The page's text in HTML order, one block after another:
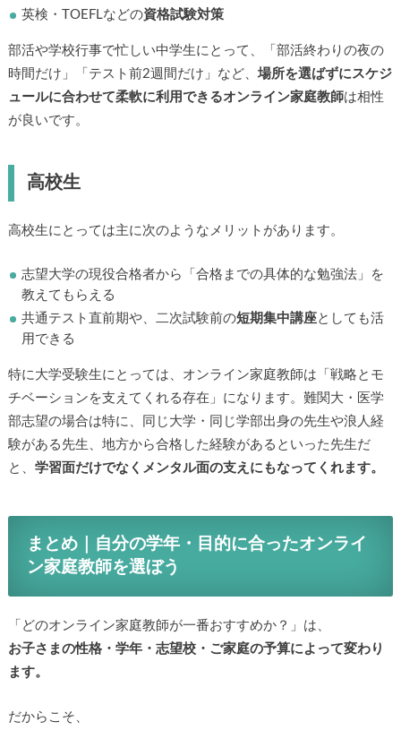
英検・TOEFLなどの資格試験対策
部活や学校行事で忙しい中学生にとって、「部活終わりの夜の
時間だけ」「テスト前2週間だけ」など、 場所を選ばずにスケジ
ュールに合わせて柔軟に利用できるオンライン家庭教師は相性
が良いです。
高校生
高校生にとっては主に次のようなメリットがあります。
志望大学の現役合格者から「合格までの具体的な勉強法」を
教えてもらえる
共通テスト直前期や、二次試験前の短期集中講座としても活
用できる
特に大学受験生にとっては、オンライン家庭教師は「戦略とモ
チベーションを支えてくれる存在」になります。難関大・医学
部志望の場合は特に、同じ大学・同じ学部出身の先生や浪人経
験がある先生、地方から合格した経験があるといった先生だ
と、 学習面だけでなくメンタル面の支えにもなってくれます。
まとめ｜自分の学年・目的に合ったオンライ
ン家庭教師を選ぼう
「どのオンライン家庭教師が一番おすすめか？」は、
お子さまの性格・学年・志望校・ご家庭の予算によって変わり
ます。
だからこそ、